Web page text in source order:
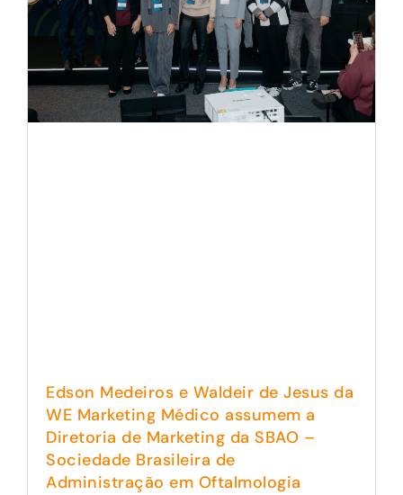
Edson Medeiros e Waldeir de Jesus da
WE Marketing Médico assumem a
Diretoria de Marketing da SBAO –
Sociedade Brasileira de
Administração em Oftalmologia